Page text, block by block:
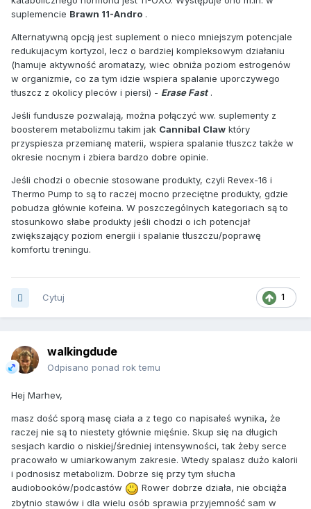
suplemencie Brawn 11-Andro .
Alternatywną opcją jest suplement o nieco mniejszym potencjale
redukujacym kortyzol, lecz o bardziej kompleksowym działaniu
(hamuje aktywność aromatazy, wiec obniża poziom estrogenów
w organizmie, co za tym idzie wspiera spalanie uporczywego
tłuszcz z okolicy pleców i piersi) - Erase Fast.
Jeśli fundusze pozwalają, można połączyć ww. suplementy z
boosterem metabolizmu takim jak Cannibal Claw który
przyspiesza przemianę materii, wspiera spalanie tłuszcz także w
okresie nocnym i zbiera bardzo dobre opinie.
Jeśli chodzi o obecnie stosowane produkty, czyli Revex-16 i
Thermo Pump to są to raczej mocno przeciętne produkty, gdzie
pobudza głównie kofeina. W poszczególnych kategoriach są to
stosunkowo słabe produkty jeśli chodzi o ich potencjał
zwiększający poziom energii i spalanie tłuszczu/poprawę
komfortu treningu.
1
Cytuj
walkingdude
Odpisano ponad rok temu
Hej Marhev,
masz dość sporą masę ciała a z tego co napisałeś wynika, że
raczej nie są to niestety głównie mięśnie. Skup się na długich
sesjach kardio o niskiej/średniej intensywności, tak żeby serce
pracowało w umiarkowanym zakresie. Wtedy spalasz dużo kalorii
i podnosisz metabolizm. Dobrze się przy tym słucha
audiobooków/podcastów
Rower dobrze działa, nie obciąża
zbytnio stawów i dla wielu osób sprawia przyjemność sam w